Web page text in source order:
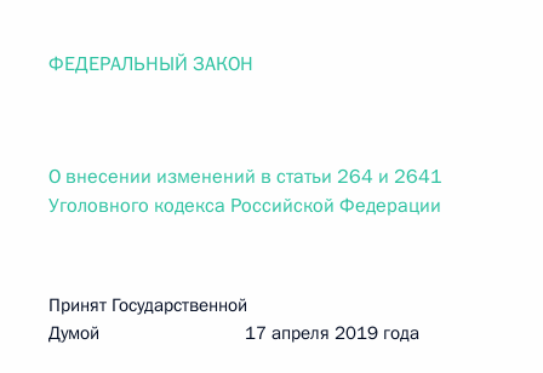
ФЕДЕРАЛЬНЫЙ ЗАКОН
О внесении изменений в статьи 264 и 2641
Уголовного кодекса Российской Федерации
Принят Государственной
Думой 17 апреля 2019 года